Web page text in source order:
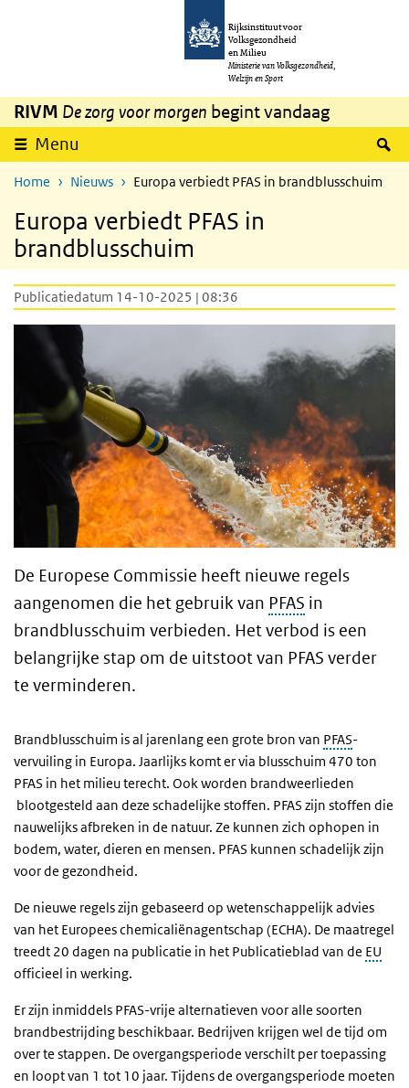
Overslaan en naar de inhoud gaan
Rijksinstituut voor
Volksgezondheid
en Milieu
Ministerie van Volksgezondheid,
Welzijn en Sport
RIVM De zorg voor morgen begint vandaag
Menu
Home Nieuws Europa verbiedt PFAS in brandblusschuim
Europa verbiedt PFAS in
brandblusschuim
Publicatiedatum 14-10-2025 | 08:36
De Europese Commissie heeft nieuwe regels
aangenomen die het gebruik van PFAS in
brandblusschuim verbieden. Het verbod is een
belangrijke stap om de uitstoot van PFAS verder
te verminderen.
Brandblusschuim is al jarenlang een grote bron van PFAS-
vervuiling in Europa. Jaarlijks komt er via blusschuim 470 ton
PFAS in het milieu terecht. Ook worden brandweerlieden
blootgesteld aan deze schadelijke stoffen. PFAS zijn stoffen die
nauwelijks afbreken in de natuur. Ze kunnen zich ophopen in
bodem, water, dieren en mensen. PFAS kunnen schadelijk zijn
voor de gezondheid.
De nieuwe regels zijn gebaseerd op wetenschappelijk advies
van het Europees chemicaliënagentschap (ECHA). De maatregel
treedt 20 dagen na publicatie in het Publicatieblad van de EU
officieel in werking.
Er zijn inmiddels PFAS-vrije alternatieven voor alle soorten
brandbestrijding beschikbaar. Bedrijven krijgen wel de tijd om
over te stappen. De overgangsperiode verschilt per toepassing
en loopt van 1 tot 10 jaar. Tijdens de overgangsperiode moeten